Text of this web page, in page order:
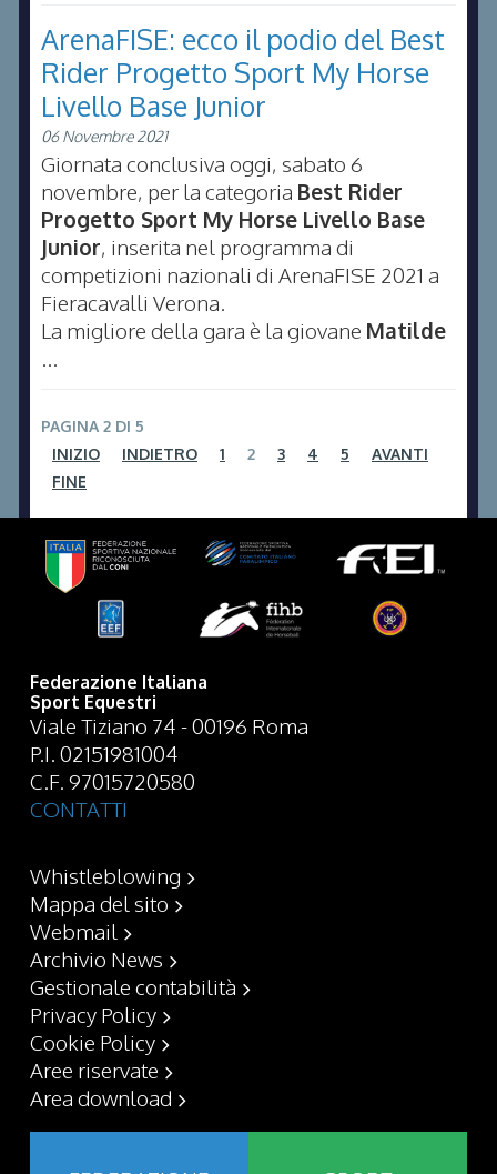
ArenaFISE: ecco il podio del Best
Rider Progetto Sport My Horse
Livello Base Junior
06 Novembre 2021
Giornata conclusiva oggi, sabato 6
novembre, per la categoria Best Rider
Progetto Sport My Horse Livello Base
Junior, inserita nel programma di
competizioni nazionali di ArenaFISE 2021 a
Fieracavalli Verona.
La migliore della gara è la giovane Matilde
PAGINA 2 DI 5
INIZIO
INDIETRO 1 2 3 4 5
AVANTI
FINE
Federazione Italiana
Sport Equestri
Viale Tiziano 74 - 00196 Roma
P.I. 02151981004
C.F. 97015720580
CONTATTI
Whistleblowing
Mappa del sito
Webmail
Archivio News
Gestionale contabilità
Privacy Policy
Cookie Policy
Aree riservate
Area download